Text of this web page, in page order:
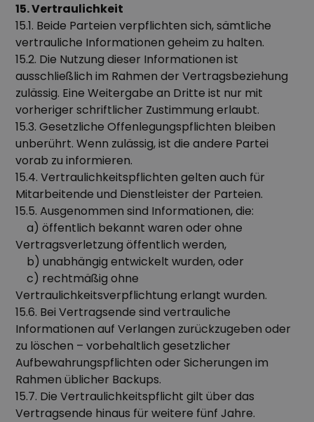
15. Vertraulichkeit
15.1. Beide Parteien verpflichten sich, sämtliche
vertrauliche Informationen geheim zu halten.
15.2. Die Nutzung dieser Informationen ist
ausschließlich im Rahmen der Vertragsbeziehung
zulässig. Eine Weitergabe an Dritte ist nur mit
vorheriger schriftlicher Zustimmung erlaubt.
15.3. Gesetzliche Offenlegungspflichten bleiben
unberührt. Wenn zulässig, ist die andere Partei
vorab zu informieren.
15.4. Vertraulichkeitspflichten gelten auch für
Mitarbeitende und Dienstleister der Parteien.
15.5. Ausgenommen sind Informationen, die:
a) öffentlich bekannt waren oder ohne
Vertragsverletzung öffentlich werden,
b) unabhängig entwickelt wurden, oder
c) rechtmäßig ohne
Vertraulichkeitsverpflichtung erlangt wurden.
15.6. Bei Vertragsende sind vertrauliche
Informationen auf Verlangen zurückzugeben oder
zu löschen – vorbehaltlich gesetzlicher
Aufbewahrungspflichten oder Sicherungen im
Rahmen üblicher Backups.
15.7. Die Vertraulichkeitspflicht gilt über das
Vertragsende hinaus für weitere fünf Jahre.